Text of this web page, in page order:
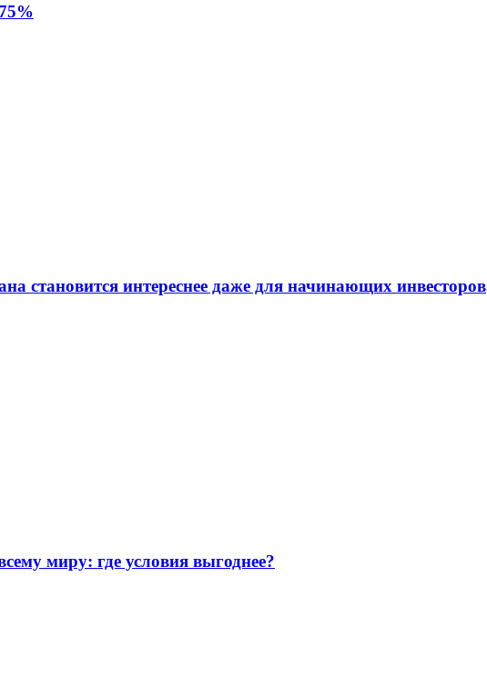
становится интереснее даже для начинающих инвесторов
миру: где условия выгоднее?